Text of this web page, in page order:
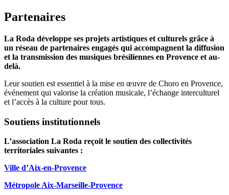
Partenaires
La Roda développe ses projets artistiques et culturels grâce à
un réseau de partenaires engagés qui accompagnent la diffusion
et la transmission des musiques brésiliennes en Provence et au-
delà.
Leur soutien est essentiel à la mise en œuvre de Choro en Provence,
événement qui valorise la création musicale, l’échange interculturel
et l’accès à la culture pour tous.
Soutiens institutionnels
L’association La Roda reçoit le soutien des collectivités
territoriales suivantes :
Ville d’Aix-en-Provence
Métropole Aix-Marseille-Provence